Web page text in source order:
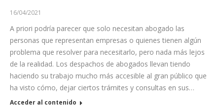
16/04/2021
A priori podría parecer que solo necesitan abogado las
personas que representan empresas o quienes tienen algún
problema que resolver para necesitarlo, pero nada más lejos
de la realidad. Los despachos de abogados llevan tiendo
haciendo su trabajo mucho más accesible al gran público que
ha visto cómo, dejar ciertos trámites y consultas en sus…
Acceder al contenido